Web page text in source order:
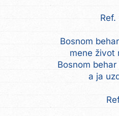
Ref.
Bosnom
mene život
Bosnom
a ja